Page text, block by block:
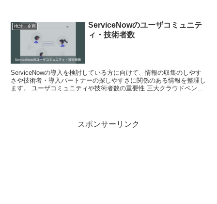
検討・企画
ServiceNowのユーザコミュニテ
ィ・技術者数
ServiceNowの導入を検討している方に向けて、情報の収集のしやす
さや技術者・導入パートナーの探しやすさに関係のある情報を整理し
ます。 ユーザコミュニティや技術者数の重要性 三大クラウドベンダ
スポンサーリンク